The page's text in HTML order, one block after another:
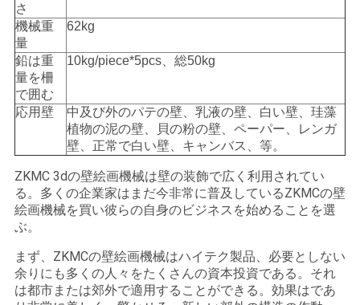
さ
機械重
量
62kg
鉛は重
量を柵
で囲む
10kg/piece*5pcs、総50kg
応用壁
中及び外のパテの壁、乳液の壁、白い壁、珪藻
植物の泥の壁、貝の粉の壁、ペーパー、レンガ
壁、正常で白い壁、キャンバス、等。
ZKMC 3dの壁絵画機械は壁の装飾で広く利用されてい
る。多くの企業家はまだ今非常に普及しているZKMCの壁
絵画機械を買い彼らの自身のビジネスを始めることを選
ぶ。
まず、ZKMCの壁絵画機械はハイテク製品、必要としない
余りにも多くの人々をたくさんの資本投資である。それ
は都市または郊外で適用することができる。効果はであ